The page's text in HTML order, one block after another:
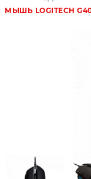
МЫШЬ LOGITECH